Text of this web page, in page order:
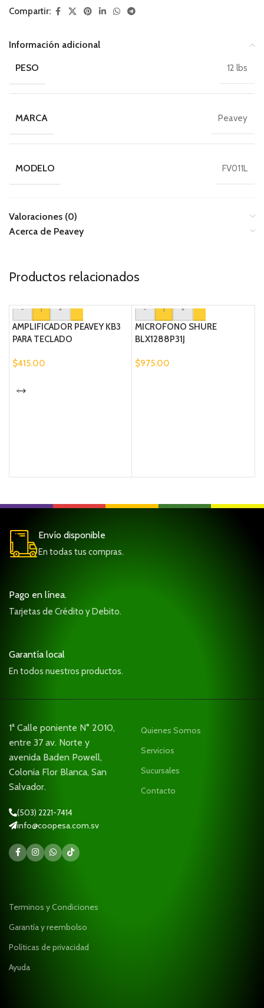
Compartir:
Información adicional
PESO 12 lbs
MARCA Peavey
MODELO FV011L
Valoraciones (0)
Acerca de Peavey
Productos relacionados
-
+
AMPLIFICADOR PEAVEY KB3
PARA TECLADO
$415.00
-
+
MICROFONO SHURE
BLX1288P31J
$975.00
Envío disponible
En todas tus compras.
Pago en línea.
Tarjetas de Crédito y Debito.
Garantía local
En todos nuestros productos.
1ª Calle poniente N° 2010,
entre 37 av. Norte y
avenida Baden Powell,
Colonia Flor Blanca, San
Salvador.
(503) 2221-7414
info@coopesa.com.sv
Quienes Somos
Servicios
Sucursales
Contacto
Terminos y Condiciones
Garantía y reembolso
Políticas de privacidad
Ayuda